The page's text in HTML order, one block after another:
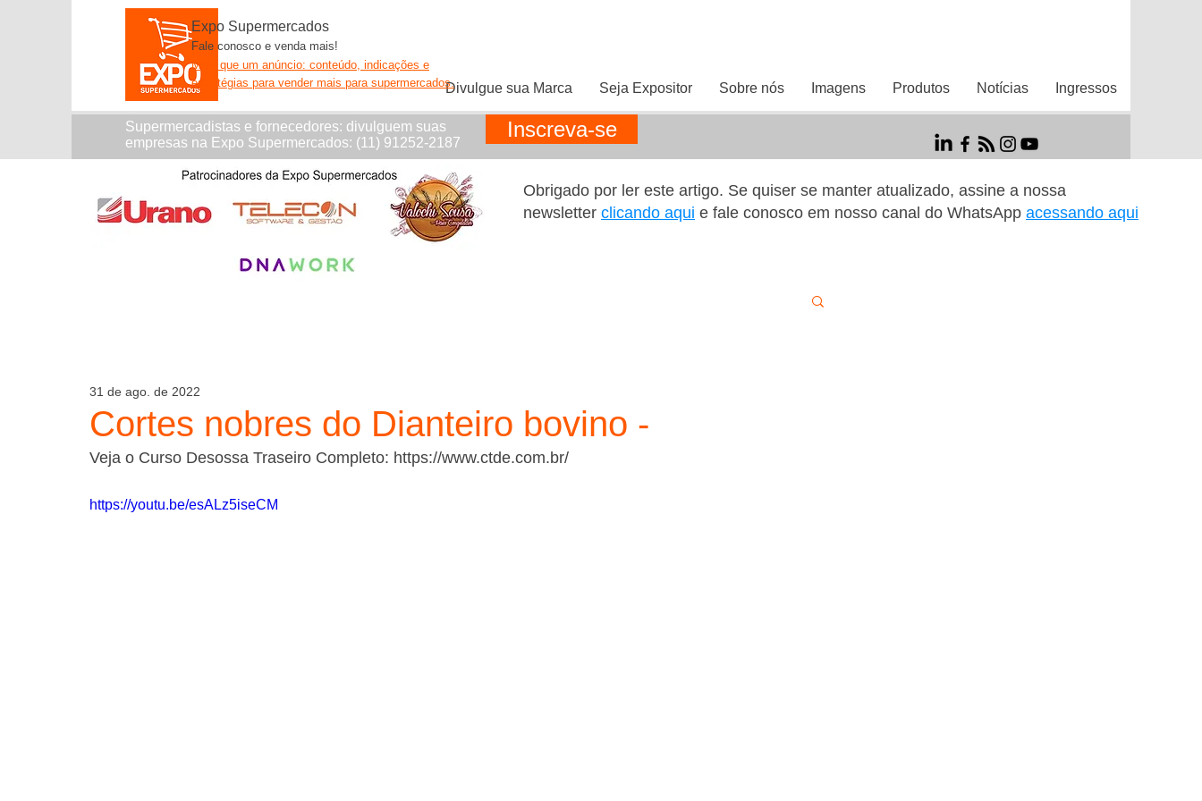
Divulgue sua Marca Seja Expositor Sobre nós Imagens Produtos Notícias Ingressos
Expo Supermercados
Fale conosco e venda mais!
Mais que um anúncio: conteúdo, indicações e
estratégias para vender mais para supermercados.
Supermercadistas e fornecedores: divulguem suas
empresas na Expo Supermercados: (11) 91252-2187
Inscreva-se
Obrigado por ler este artigo. Se quiser se manter atualizado, assine a nossa
newsletter clicando aqui e fale conosco em nosso canal do WhatsApp acessando aqui
Cortes nobres do Dianteiro bovino -
31 de ago. de 2022
Veja o Curso Desossa Traseiro Completo: https://www.ctde.com.br/
https://youtu.be/esALz5iseCM